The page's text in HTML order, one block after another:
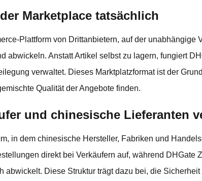
Marketplace tatsächlich
Plattform von Drittanbietern, auf der unabhängige
abwickeln. Anstatt Artikel selbst zu lagern, fungiert
verwaltet. Dieses Marktplatzformat ist der
Qualität der Angebote finden.
und chinesische Lieferanten
in dem chinesische Hersteller, Fabriken und
direkt bei Verkäufern auf, während DHGate
abwickelt. Diese Struktur trägt dazu bei, die